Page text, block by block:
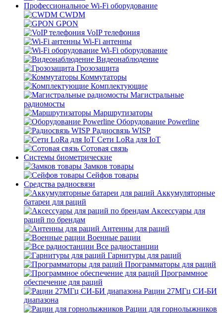
Профессиональное Wi-Fi оборудование
CWDM
GPON
VoIP телефония
Wi-Fi антенны
Wi-Fi оборудование
Видеонаблюдение
Грозозащита
Коммутаторы
Комплектующие
Магистральные
радиомосты
Маршрутизаторы
Оборудование Powerline
Радиосвязь WISP
Сети LoRa для IoT
Сотовая связь
Системы биометрические
Замков товары
Сейфов товары
Средства радиосвязи
Аккумуляторные
батареи для раций
Аксессуары для
раций по брендам
Антенны для раций
Военные рации
Все радиостанции
Гарнитуры для раций
Программаторы для раций
Программное
обеспечение для раций
Рации 27МГц СИ-БИ
диапазона
Рации для горнолыжников